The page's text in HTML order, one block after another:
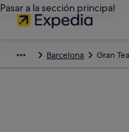
Pasar a la sección principal
Barcelona Gran